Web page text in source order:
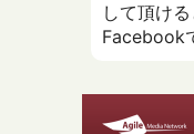
して頂け
Facebook